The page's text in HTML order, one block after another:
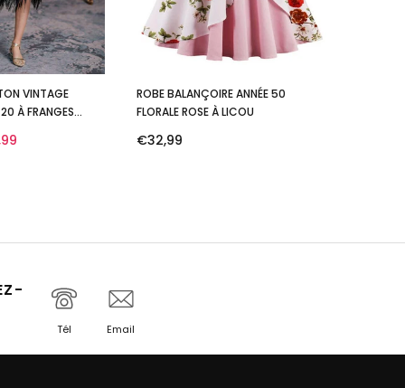
VINTAGE
À FRANGES
ROBE BALANÇOIRE ANNÉE 50
FLORALE ROSE À LICOU
€32,99
Tél Email